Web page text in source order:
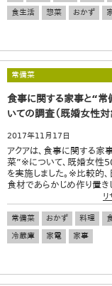
食生活
惣菜 おかず
常備菜
食事に関する家事と“常
いての調査（既婚女性対
2017年11月17日
アクアは、食事に関する家
菜”※について、既婚女性
を実施しました。※比較的
食材であらかじめ作り置き
常備菜 おかず 料理
冷蔵庫
家電 家事